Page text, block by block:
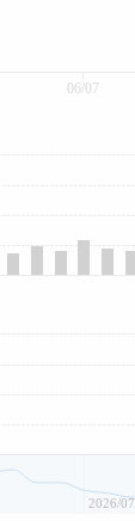
06/07
2026/07